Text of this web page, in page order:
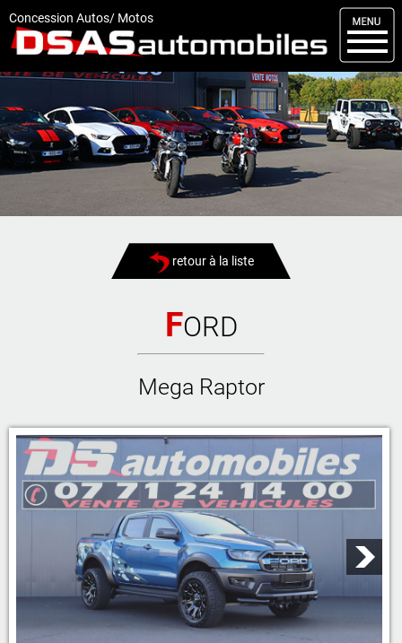
Concession Autos/ Motos
Menu
DSAS
Kit carrosserie
Nos occasions
Nos services
Comment réserver
Articles
Vendus
Livraisons
Contact
05 46 59 19 28
07 71 24 14 00
07 71 23 70 00
06 81 17 30 67
retour à la liste
FORD
Mega Raptor